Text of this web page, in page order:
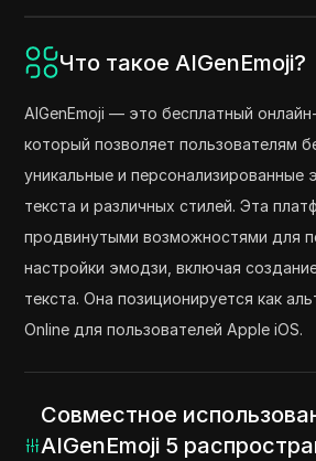
Что такое AIGenEmoji?
AIGenEmoji — это бесплатный
который позволяет пользователям
уникальные и
текста и различных стилей. Эта
продвинутыми возможностями для
настройки эмодзи, включая
текста. Она позиционируется как
Online для пользователей Apple iOS.
Совместное
AIGenEmoji 5